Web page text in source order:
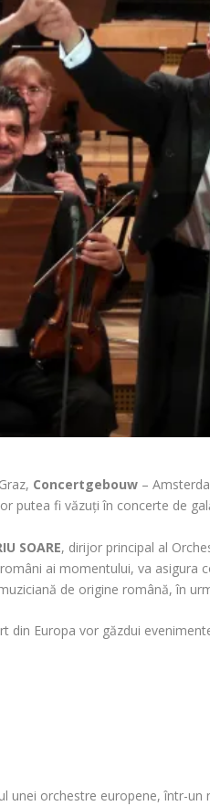
Concertgebouw –
putea fi văzuți în concerte de
SOARE, dirijor principal al
ai momentului, va asigura
de origine română, în
Europa vor găzdui
unei orchestre europene, într-un